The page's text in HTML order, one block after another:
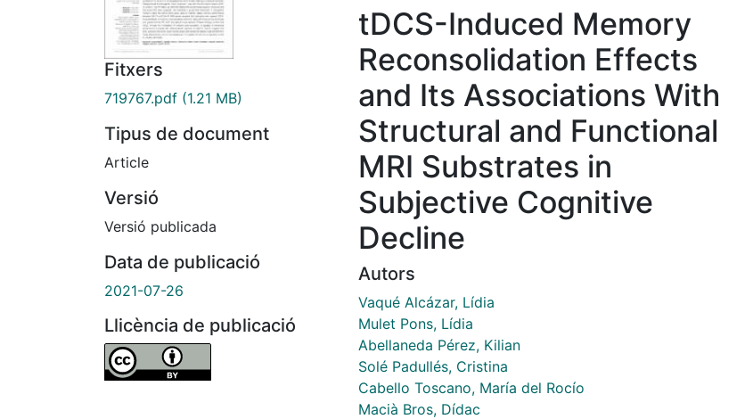
Fitxers
719767.pdf (1.21 MB)
Tipus de document
Article
Versió
Versió publicada
Data de publicació
2021-07-26
Llicència de publicació
tDCS-Induced Memory
Reconsolidation Effects
and Its Associations With
Structural and Functional
MRI Substrates in
Subjective Cognitive
Decline
Autors
Vaqué Alcázar, Lídia
Mulet Pons, Lídia
Abellaneda Pérez, Kilian
Solé Padullés, Cristina
Cabello Toscano, María del Rocío
Macià Bros, Dídac